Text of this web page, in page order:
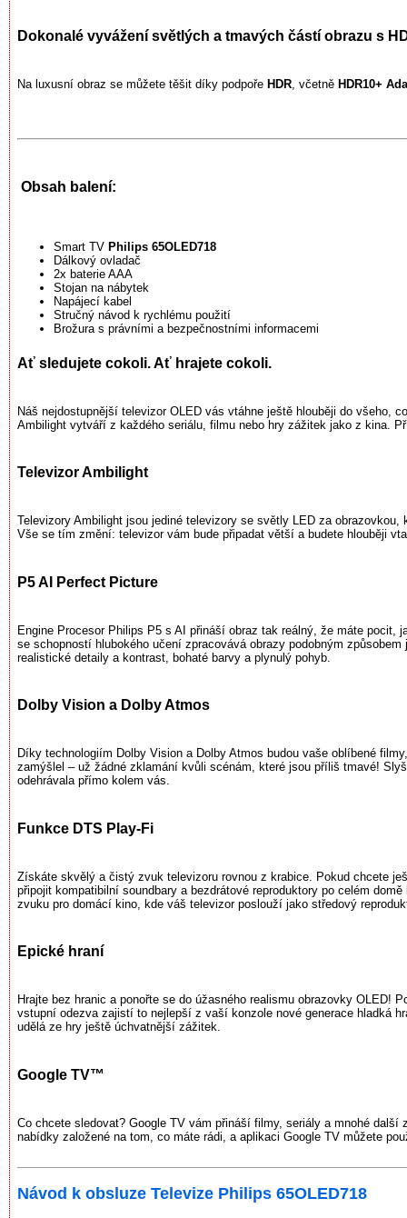
Dokonalé vyvážení světlých a tmavých částí obrazu s
Na luxusní obraz se můžete těšit díky podpoře HDR, včetně HDR10+
Obsah balení:
Smart TV Philips 65OLED718
Dálkový ovladač
2x baterie AAA
Stojan na nábytek
Napájecí kabel
Stručný návod k rychlému použití
Brožura s právními a bezpečnostními informacemi
Ať sledujete cokoli. Ať hrajete cokoli.
Náš nejdostupnější televizor OLED vás vtáhne ještě hlouběji do všeho,
Ambilight vytváří z každého seriálu, filmu nebo hry zážitek jako z kina.
Televizor Ambilight
Televizory Ambilight jsou jediné televizory se světly LED za
Vše se tím změní: televizor vám bude připadat větší a budete hlouběji
P5 AI Perfect Picture
Engine Procesor Philips P5 s AI přináší obraz tak reálný, že máte
se schopností hlubokého učení zpracovává obrazy podobným
realistické detaily a kontrast, bohaté barvy a plynulý pohyb.
Dolby Vision a Dolby Atmos
Díky technologiím Dolby Vision a Dolby Atmos budou vaše oblíbené
zamýšlel – už žádné zklamání kvůli scénám, které jsou příliš tmavé!
odehrávala přímo kolem vás.
Funkce DTS Play-Fi
Získáte skvělý a čistý zvuk televizoru rovnou z krabice. Pokud chcete
připojit kompatibilní soundbary a bezdrátové reproduktory po celém
zvuku pro domácí kino, kde váš televizor poslouží jako středový
Epické hraní
Hrajte bez hranic a ponořte se do úžasného realismu obrazovky OLED!
vstupní odezva zajistí to nejlepší z vaší konzole nové generace hladká
udělá ze hry ještě úchvatnější zážitek.
Google TV™
Co chcete sledovat? Google TV vám přináší filmy, seriály a mnohé
nabídky založené na tom, co máte rádi, a aplikaci Google TV můžete
Návod k obsluze Televize Philips 65OLED718